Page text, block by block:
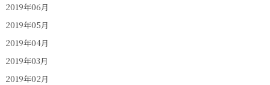
2019年06月
2019年05月
2019年04月
2019年03月
2019年02月